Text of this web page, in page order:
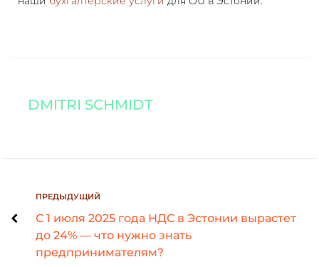
DMITRI SCHMIDT
ПРЕДЫДУЩИЙ
С 1 июля 2025 года НДС в Эстонии вырастет
до 24% — что нужно знать
предпринимателям?